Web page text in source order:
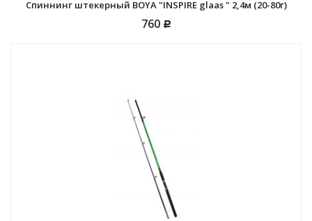
Спиннинг штекерный BOYA "INSPIRE glaas " 2,4м (20-80г)
760 Р